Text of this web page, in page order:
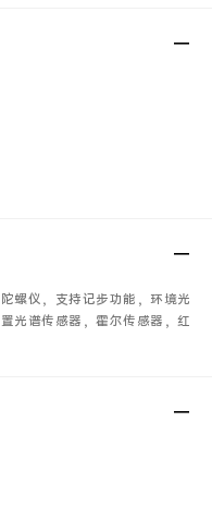
螺仪，支持记步功能，环境光
光谱传感器，霍尔传感器，红